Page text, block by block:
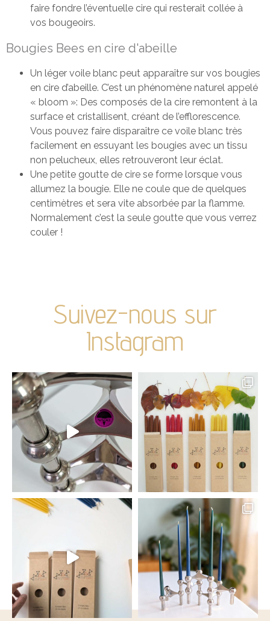
faire fondre l’éventuelle cire qui resterait collée à
vos bougeoirs.
Bougies Bees en cire d'abeille
Un léger voile blanc peut apparaître sur vos bougies
en cire d’abeille. C’est un phénomène naturel appelé
« bloom »: Des composés de la cire remontent à la
surface et cristallisent, créant de l’efflorescence.
Vous pouvez faire disparaître ce voile blanc très
facilement en essuyant les bougies avec un tissu
non pelucheux, elles retrouveront leur éclat.
Une petite goutte de cire se forme lorsque vous
allumez la bougie. Elle ne coule que de quelques
centimètres et sera vite absorbée par la flamme.
Normalement c’est la seule goutte que vous verrez
couler !
Suivez-nous sur
Instagram